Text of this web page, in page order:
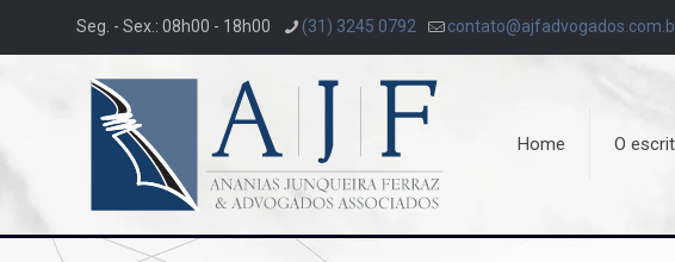
Seg. - Sex.: 08h00 - 18h00 (31) 3245 0792
Home O